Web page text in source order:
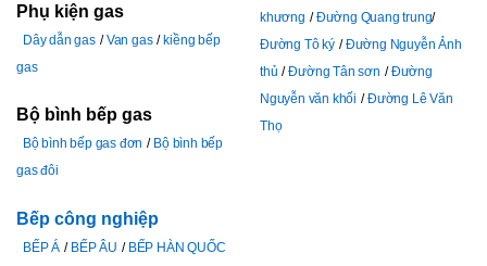
Phụ kiện gas
Dây dẫn gas Van gas
kiềng bếp
gas
Bộ bình bếp gas
Bộ bình bếp gas đơn
Bộ bình bếp
gas đôi
Bếp công nghiệp
BẾP Á BẾP ÂU
BẾP HÀN QUỐC
khương
Đường Quang trung
Đường Tô ký
Đường Nguyễn Ảnh
thủ
Đường Tân sơn
Đường
Nguyễn văn khối
Đường Lê Văn
Thọ